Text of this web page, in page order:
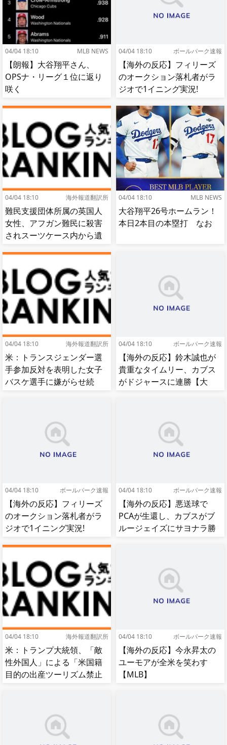
04/04 18:10 MLB NEWS
【朗報】大谷翔平さん、
OPSナ・リーグ１位に返り
咲く
04/04 18:10 ボールパーク速報
【海外の反応】フィリーズ
のオークション落札者がラ
ジオで1イニング実況!
04/04 18:10 海外報道翻訳所
難民支援団体所属の英国人
女性、アフガン難民に殺害
されスーツケース内から遺
04/04 18:10 MLB NEWS
大谷翔平26号ホームラン！
本日2本目の本塁打 なお
04/04 18:10 海外報道翻訳所
米：トランスジェンダー選
手参加反対を表明した女子
バスケ選手に嫌がらせ続
04/04 18:10 ボールパーク速報
【海外の反応】鈴木誠也が
貴重なタイムリー、カブス
がドジャースに連勝【大
04/04 18:10 ボールパーク速報
【海外の反応】フィリーズ
のオークション落札者がラ
ジオで1イニング実況!
04/04 18:10 ボールパーク速報
【海外の反応】悪送球で
PCAが生還し、カブスがブ
ルージェイズにサヨナラ勝
04/04 18:10 海外報道翻訳所
米：トランプ大統領、「敵
性外国人」による「米国籍
目的の出産ツーリズム禁止
04/04 18:10 ボールパーク速報
【海外の反応】今永昇太の
ユーモアが全米を笑わす
【MLB】